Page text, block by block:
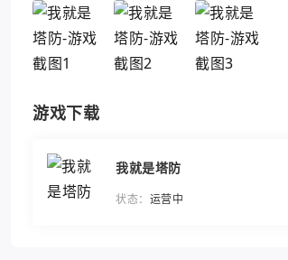
游戏下载
我就是塔防
状态： 运营中